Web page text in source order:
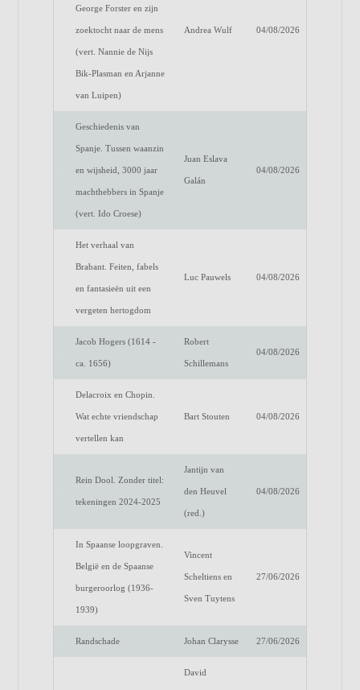
George Forster en zijn
zoektocht naar de mens
(vert. Nannie de Nijs
Bik-Plasman en Arjanne
van Luipen)
Andrea Wulf 04/08/2026
Geschiedenis van
Spanje. Tussen waanzin
en wijsheid, 3000 jaar
machthebbers in Spanje
(vert. Ido Croese)
Juan Eslava
Galán
04/08/2026
Het verhaal van
Brabant. Feiten, fabels
en fantasieën uit een
vergeten hertogdom
Luc Pauwels 04/08/2026
Jacob Hogers (1614 -
ca. 1656)
Robert
Schillemans
04/08/2026
Delacroix en Chopin.
Wat echte vriendschap
vertellen kan
Bart Stouten 04/08/2026
Rein Dool. Zonder titel:
tekeningen 2024-2025
Jantijn van
den Heuvel
(red.)
04/08/2026
In Spaanse loopgraven.
België en de Spaanse
burgeroorlog (1936-
1939)
Vincent
Scheltiens en
Sven Tuytens
27/06/2026
Randschade Johan Clarysse 27/06/2026
David